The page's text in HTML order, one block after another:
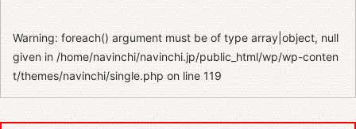
Warning: foreach() argument must be of type array|object, null
given in/home/navinchi/navinchi.jp/public_html/wp/wp-conten
t/themes/navinchi/single.php on line119